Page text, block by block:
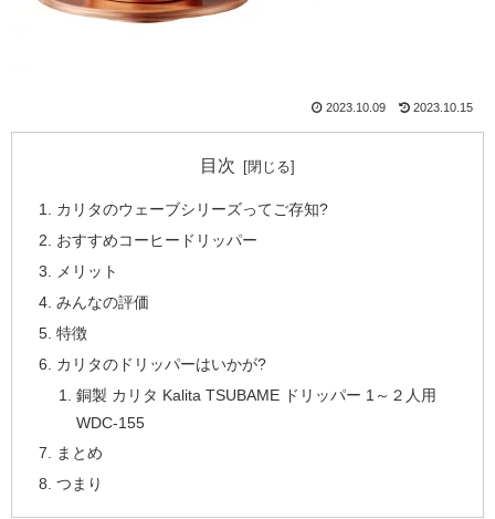
2023.10.09 2023.10.15
目次
カリタのウェーブシリーズってご存知?
おすすめコーヒードリッパー
メリット
みんなの評価
特徴
カリタのドリッパーはいかが?
銅製 カリタ Kalita TSUBAME ドリッパー 1～２人用
WDC-155
まとめ
つまり